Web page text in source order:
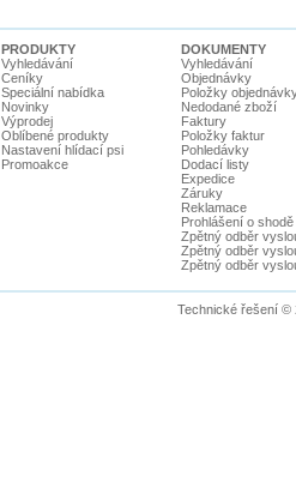
PRODUKTY
Vyhledávání
Ceníky
Speciální nabídka
Novinky
Výprodej
Oblíbené produkty
Nastavení hlídací psi
Promoakce
DOKUMENTY
Vyhledávání
Objednávky
Položky
Nedodané zboží
Faktury
Položky faktur
Pohledávky
Dodací listy
Expedice
Záruky
Reklamace
Prohlášení o shodě
Zpětný odběr
Zpětný odběr
Zpětný odběr
Technické řešení ©